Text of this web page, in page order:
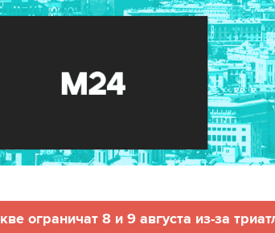
ограничат 8 и 9 августа из-за